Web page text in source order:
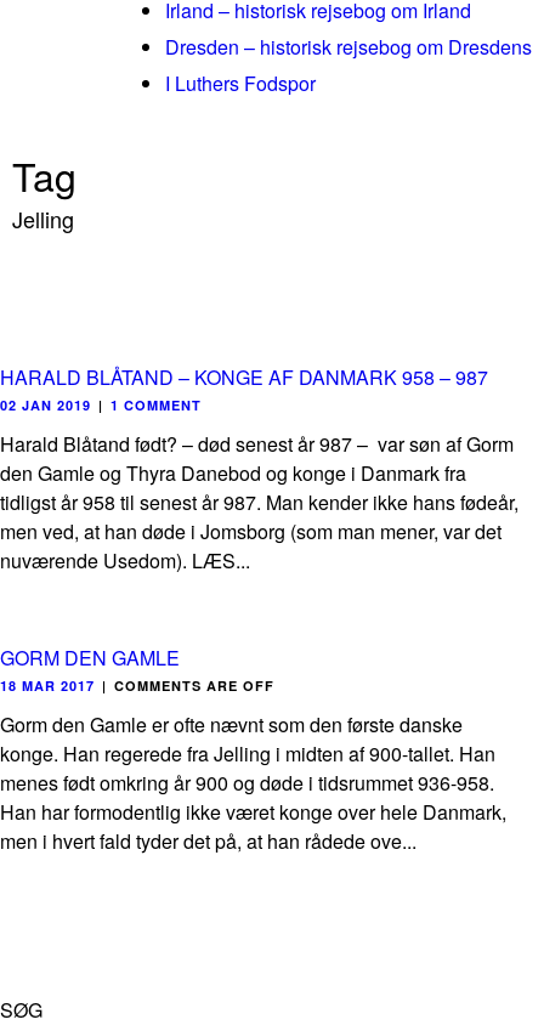
Irland – historisk rejsebog om Irland
Dresden – historisk rejsebog om Dresdens
I Luthers Fodspor
Tag
Jelling
HARALD BLÅTAND – KONGE AF DANMARK 958 – 987
02 JAN 2019 | 1 COMMENT
Harald Blåtand født? – død senest år 987 – var søn af Gorm
den Gamle og Thyra Danebod og konge i Danmark fra
tidligst år 958 til senest år 987. Man kender ikke hans fødeår,
men ved, at han døde i Jomsborg (som man mener, var det
nuværende Usedom). LÆS...
GORM DEN GAMLE
18 MAR 2017 | COMMENTS ARE OFF
Gorm den Gamle er ofte nævnt som den første danske
konge. Han regerede fra Jelling i midten af 900-tallet. Han
menes født omkring år 900 og døde i tidsrummet 936-958.
Han har formodentlig ikke været konge over hele Danmark,
men i hvert fald tyder det på, at han rådede ove...
SØG